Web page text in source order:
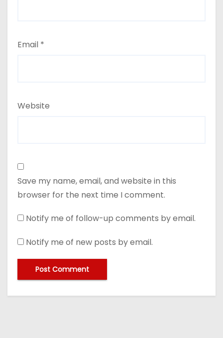
Email *
Website
Save my name, email, and website in this
browser for the next time I comment.
Notify me of follow-up comments by email.
Notify me of new posts by email.